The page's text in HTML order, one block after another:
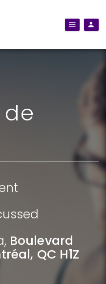
, Boulevard
QC H1Z